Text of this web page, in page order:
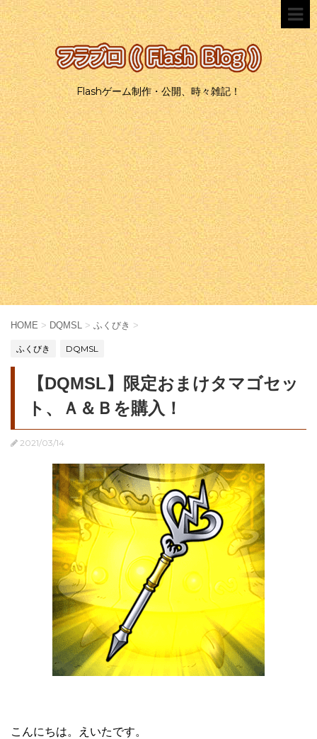
Flashゲーム制作・公開、時々雑記！
HOME > DQMSL > ふくびき >
ふくびき DQMSL
【DQMSL】限定おまけタマゴセッ
ト、Ａ＆Ｂを購入！
2021/03/14
こんにちは。えいたです。